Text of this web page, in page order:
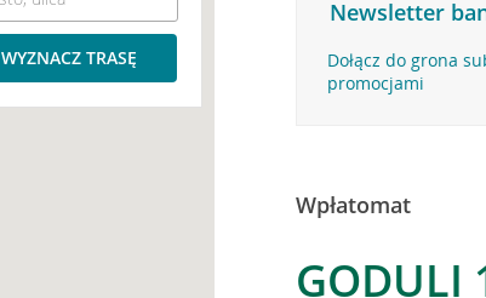
Newsletter
Dołącz do grona
promocjami
Wpłatomat
GODULI
WYZNACZ TRASĘ